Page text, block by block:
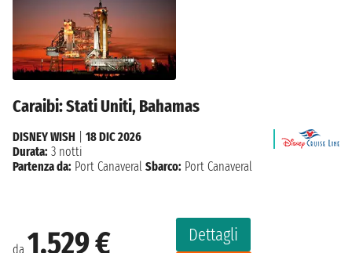
Caraibi: Stati Uniti, Bahamas
da 1.529 €
Dettagli
DISNEY WISH
18 DIC 2026
Durata: 3 notti
Partenza da: Port Canaveral Sbarco: Port Canaveral